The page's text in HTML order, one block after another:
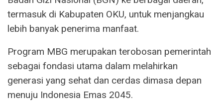
termasuk di Kabupaten OKU, untuk menjangkau
lebih banyak penerima manfaat.
Program MBG merupakan terobosan pemerintah
sebagai fondasi utama dalam melahirkan
generasi yang sehat dan cerdas dimasa depan
menuju Indonesia Emas 2045.